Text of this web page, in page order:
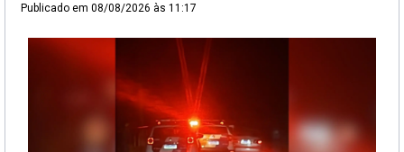
Publicado em 08/08/2026 às 11:17